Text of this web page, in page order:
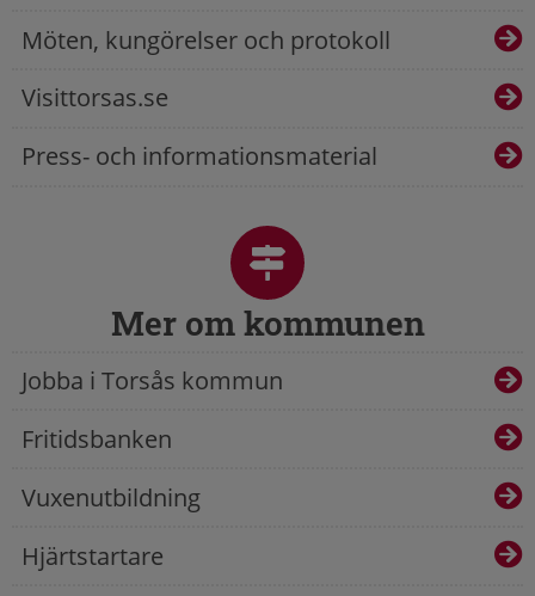
Möten, kungörelser och protokoll
Visittorsas.se
Press- och informationsmaterial
Mer om kommunen
Jobba i Torsås kommun
Fritidsbanken
Vuxenutbildning
Hjärtstartare